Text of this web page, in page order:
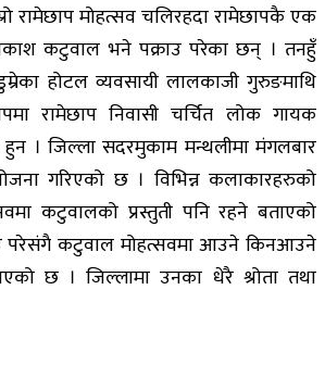
रामेछाप मोहत्सव चलिरहदा रामेछापकै एक
कटुवाल भने पक्राउ परेका छन् । तनहुँ
होटल व्यवसायी लालकाजी गुरुङमाथि
रामेछाप निवासी चर्चित लोक गायक
। जिल्ला सदरमुकाम मन्थलीमा मंगलबार
गरिएको छ । विभिन्न कलाकारहरुको
कटुवालको प्रस्तुती पनि रहने बताएको
परेसंगै कटुवाल मोहत्सवमा आउने किनआउने
छ । जिल्लामा उनका धेरै श्रोता तथा